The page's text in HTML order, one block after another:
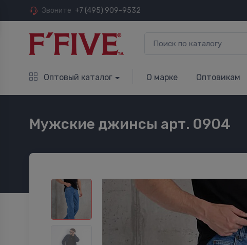
Звоните +7 (495) 909-9532
Оптовый каталог О марке Оптовикам
Мужские джинсы арт. 0904